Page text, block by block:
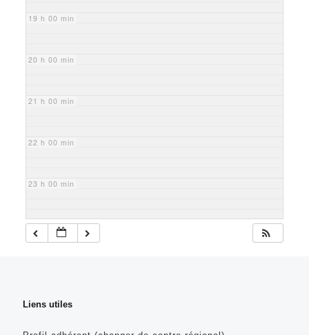
19 h 00 min
20 h 00 min
21 h 00 min
22 h 00 min
23 h 00 min
Liens utiles